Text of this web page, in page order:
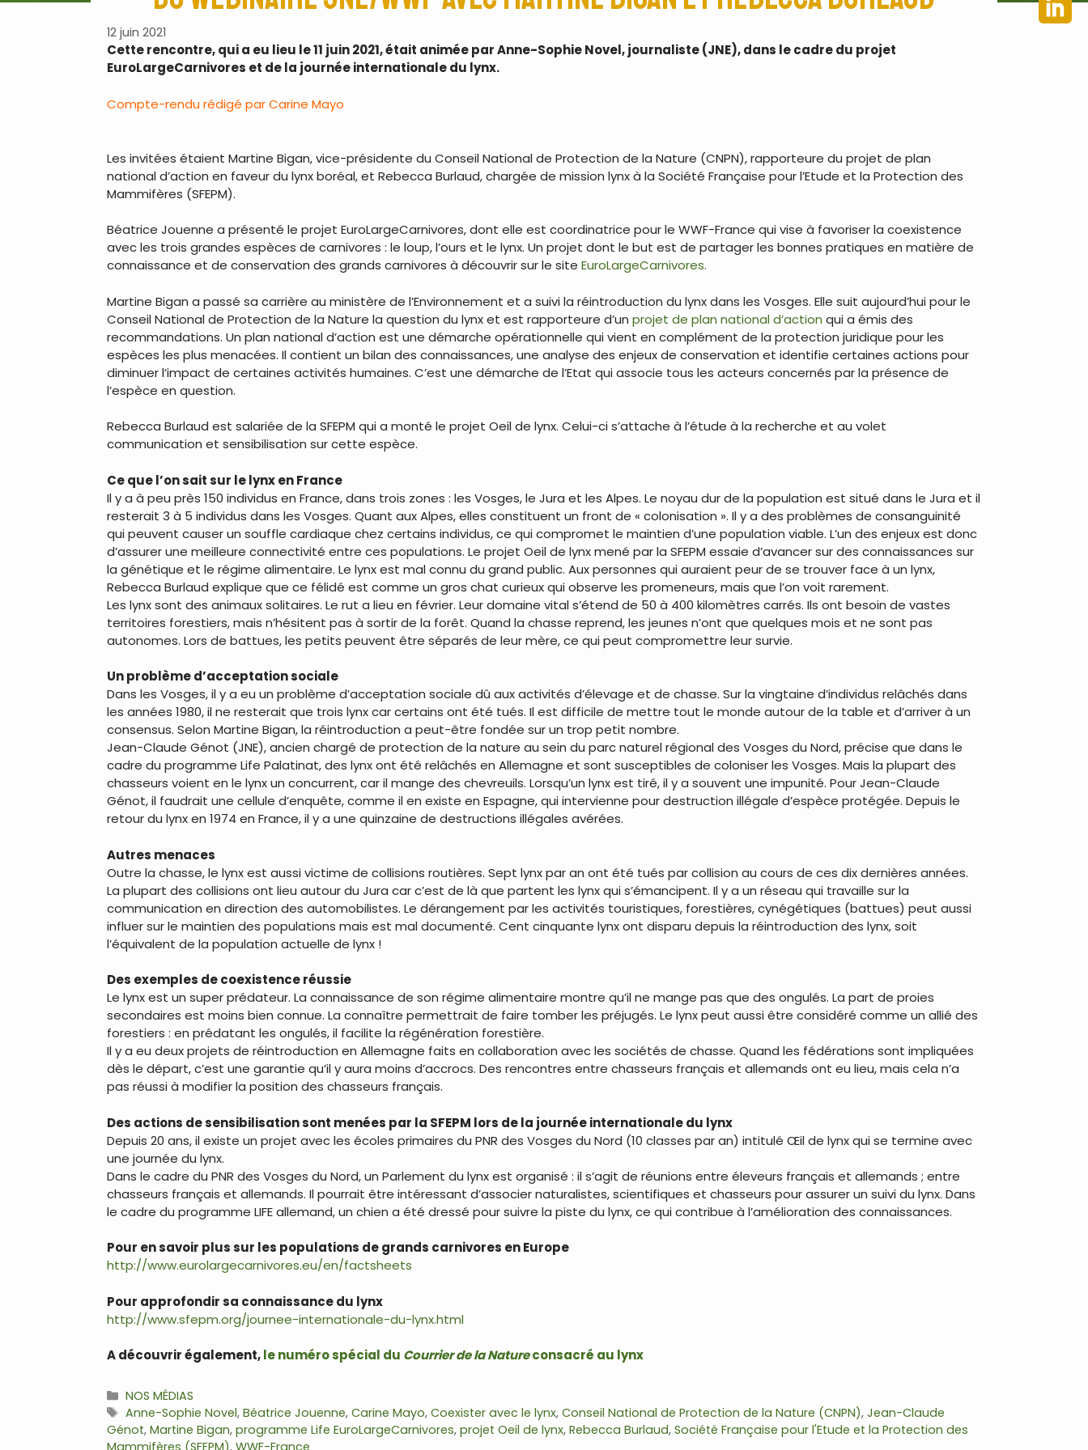
12 juin 2021
Cette rencontre, qui a eu lieu le 11 juin 2021, était animée par Anne-Sophie Novel, journaliste (JNE), dans le cadre du projet
EuroLargeCarnivores et de la journée internationale du lynx.
Compte-rendu rédigé par Carine Mayo
Les invitées étaient Martine Bigan, vice-présidente du Conseil National de Protection de la Nature (CNPN), rapporteure du projet de plan
national d’action en faveur du lynx boréal, et Rebecca Burlaud, chargée de mission lynx à la Société Française pour l’Etude et la Protection des
Mammifères (SFEPM).
Béatrice Jouenne a présenté le projet EuroLargeCarnivores, dont elle est coordinatrice pour le WWF-France qui vise à favoriser la coexistence
avec les trois grandes espèces de carnivores : le loup, l’ours et le lynx. Un projet dont le but est de partager les bonnes pratiques en matière de
connaissance et de conservation des grands carnivores à découvrir sur le site EuroLargeCarnivores.
Martine Bigan a passé sa carrière au ministère de l’Environnement et a suivi la réintroduction du lynx dans les Vosges. Elle suit aujourd’hui pour le
Conseil National de Protection de la Nature la question du lynx et est rapporteure d’un projet de plan national d’action qui a émis des
recommandations. Un plan national d’action est une démarche opérationnelle qui vient en complément de la protection juridique pour les
espèces les plus menacées. Il contient un bilan des connaissances, une analyse des enjeux de conservation et identifie certaines actions pour
diminuer l’impact de certaines activités humaines. C’est une démarche de l’Etat qui associe tous les acteurs concernés par la présence de
l’espèce en question.
Rebecca Burlaud est salariée de la SFEPM qui a monté le projet Oeil de lynx. Celui-ci s’attache à l’étude à la recherche et au volet
communication et sensibilisation sur cette espèce.
Ce que l’on sait sur le lynx en France
Il y a à peu près 150 individus en France, dans trois zones : les Vosges, le Jura et les Alpes. Le noyau dur de la population est situé dans le Jura et il
resterait 3 à 5 individus dans les Vosges. Quant aux Alpes, elles constituent un front de « colonisation ». Il y a des problèmes de consanguinité
qui peuvent causer un souffle cardiaque chez certains individus, ce qui compromet le maintien d’une population viable. L’un des enjeux est donc
d’assurer une meilleure connectivité entre ces populations. Le projet Oeil de lynx mené par la SFEPM essaie d’avancer sur des connaissances sur
la génétique et le régime alimentaire. Le lynx est mal connu du grand public. Aux personnes qui auraient peur de se trouver face à un lynx,
Rebecca Burlaud explique que ce félidé est comme un gros chat curieux qui observe les promeneurs, mais que l’on voit rarement.
Les lynx sont des animaux solitaires. Le rut a lieu en février. Leur domaine vital s’étend de 50 à 400 kilomètres carrés. Ils ont besoin de vastes
territoires forestiers, mais n’hésitent pas à sortir de la forêt. Quand la chasse reprend, les jeunes n’ont que quelques mois et ne sont pas
autonomes. Lors de battues, les petits peuvent être séparés de leur mère, ce qui peut compromettre leur survie.
Un problème d’acceptation sociale
Dans les Vosges, il y a eu un problème d’acceptation sociale dû aux activités d’élevage et de chasse. Sur la vingtaine d’individus relâchés dans
les années 1980, il ne resterait que trois lynx car certains ont été tués. Il est difficile de mettre tout le monde autour de la table et d’arriver à un
consensus. Selon Martine Bigan, la réintroduction a peut-être fondée sur un trop petit nombre.
Jean-Claude Génot (JNE), ancien chargé de protection de la nature au sein du parc naturel régional des Vosges du Nord, précise que dans le
cadre du programme Life Palatinat, des lynx ont été relâchés en Allemagne et sont susceptibles de coloniser les Vosges. Mais la plupart des
chasseurs voient en le lynx un concurrent, car il mange des chevreuils. Lorsqu’un lynx est tiré, il y a souvent une impunité. Pour Jean-Claude
Génot, il faudrait une cellule d’enquête, comme il en existe en Espagne, qui intervienne pour destruction illégale d’espèce protégée. Depuis le
retour du lynx en 1974 en France, il y a une quinzaine de destructions illégales avérées.
Autres menaces
Outre la chasse, le lynx est aussi victime de collisions routières. Sept lynx par an ont été tués par collision au cours de ces dix dernières années.
La plupart des collisions ont lieu autour du Jura car c’est de là que partent les lynx qui s’émancipent. Il y a un réseau qui travaille sur la
communication en direction des automobilistes. Le dérangement par les activités touristiques, forestières, cynégétiques (battues) peut aussi
influer sur le maintien des populations mais est mal documenté. Cent cinquante lynx ont disparu depuis la réintroduction des lynx, soit
l’équivalent de la population actuelle de lynx !
Des exemples de coexistence réussie
Le lynx est un super prédateur. La connaissance de son régime alimentaire montre qu’il ne mange pas que des ongulés. La part de proies
secondaires est moins bien connue. La connaître permettrait de faire tomber les préjugés. Le lynx peut aussi être considéré comme un allié des
forestiers : en prédatant les ongulés, il facilite la régénération forestière.
Il y a eu deux projets de réintroduction en Allemagne faits en collaboration avec les sociétés de chasse. Quand les fédérations sont impliquées
dès le départ, c’est une garantie qu’il y aura moins d’accrocs. Des rencontres entre chasseurs français et allemands ont eu lieu, mais cela n’a
pas réussi à modifier la position des chasseurs français.
Des actions de sensibilisation sont menées par la SFEPM lors de la journée internationale du lynx
Depuis 20 ans, il existe un projet avec les écoles primaires du PNR des Vosges du Nord (10 classes par an) intitulé Œil de lynx qui se termine avec
une journée du lynx.
Dans le cadre du PNR des Vosges du Nord, un Parlement du lynx est organisé : il s’agit de réunions entre éleveurs français et allemands ; entre
chasseurs français et allemands. Il pourrait être intéressant d’associer naturalistes, scientifiques et chasseurs pour assurer un suivi du lynx. Dans
le cadre du programme LIFE allemand, un chien a été dressé pour suivre la piste du lynx, ce qui contribue à l’amélioration des connaissances.
Pour en savoir plus sur les populations de grands carnivores en Europe
http://www.eurolargecarnivores.eu/en/factsheets
Pour approfondir sa connaissance du lynx
http://www.sfepm.org/journee-internationale-du-lynx.html
A découvrir également,le numéro spécial du Courrier de la Natureconsacré au lynx
Catégories
NOS MÉDIAS
Étiquettes
Anne-Sophie Novel,Béatrice Jouenne,Carine Mayo,Coexister avec le lynx,Conseil National de Protection de la Nature (CNPN),Jean-Claude
Génot, Martine Bigan, programme Life EuroLargeCarnivores, projet Oeil de lynx, Rebecca Burlaud, Société Française pour l'Etude et la Protection des